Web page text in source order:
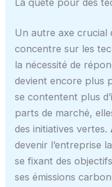
Un autre axe crucial
concentre sur les
la nécessité de
devient encore plus
se contentent plus
parts de marché,
des initiatives vertes.
devenir l’entreprise
se fixant des
ses émissions